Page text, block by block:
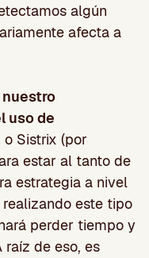
algún
afecta a
uso de
Sistrix (por
estar al tanto de
estrategia a nivel
este tipo
perder tiempo y
raíz de eso, es